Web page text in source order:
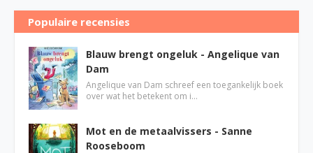
Populaire recensies
Blauw brengt ongeluk - Angelique van
Dam
Angelique van Dam schreef een toegankelijk boek
over wat het betekent om i…
Mot en de metaalvissers - Sanne
Rooseboom